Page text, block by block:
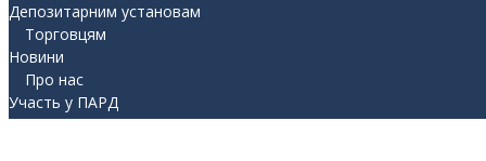
Депозитарним установам
Торговцям
Новини
Про нас
Участь у ПАРД
Прес-центр